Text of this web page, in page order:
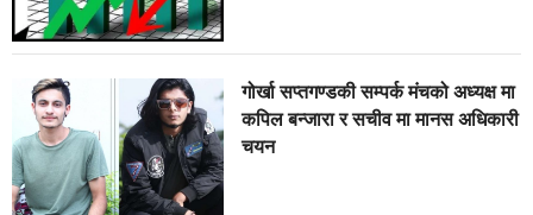
गोर्खा सप्तगण्डकी सम्पर्क मंचको अध्यक्ष मा
कपिल बन्जारा र सचीव मा मानस अधिकारी
चयन